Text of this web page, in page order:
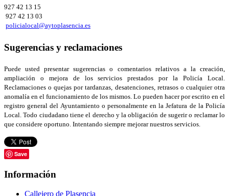
927 42 13 15
927 42 13 03
policialocal@aytoplasencia.es
Sugerencias y reclamaciones
Puede usted presentar sugerencias o comentarios relativos a la creación,
ampliación o mejora de los servicios prestados por la Policía Local.
Reclamaciones o quejas por tardanzas, desatenciones, retrasos o cualquier otra
anomalía en el funcionamiento de los mismos. Lo pueden hacer por escrito en el
registro general del Ayuntamiento o personalmente en la Jefatura de la Policía
Local. Todo ciudadano tiene el derecho y la obligación de sugerir o reclamar lo
que considere oportuno. Intentando siempre mejorar nuestros servicios.
Save
Información
Callejero de Plasencia